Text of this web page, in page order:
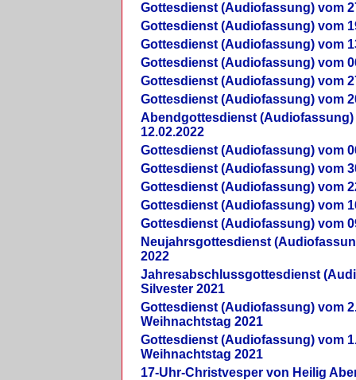
Gottesdienst (Audiofassung) vom
Gottesdienst (Audiofassung) vom
Gottesdienst (Audiofassung) vom
Gottesdienst (Audiofassung) vom
Gottesdienst (Audiofassung) vom
Gottesdienst (Audiofassung) vom
Abendgottesdienst (Audiofassung)
12.02.2022
Gottesdienst (Audiofassung) vom
Gottesdienst (Audiofassung) vom
Gottesdienst (Audiofassung) vom
Gottesdienst (Audiofassung) vom
Gottesdienst (Audiofassung) vom
Neujahrsgottesdienst
2022
Jahresabschlussgottesdienst
Silvester 2021
Gottesdienst (Audiofassung) vom
Weihnachtstag 2021
Gottesdienst (Audiofassung) vom
Weihnachtstag 2021
17-Uhr-Christvesper von Heilig